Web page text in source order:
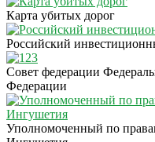
Карта убитых дорог
Российский
Совет федерации
Федерации
Уполномоченный по